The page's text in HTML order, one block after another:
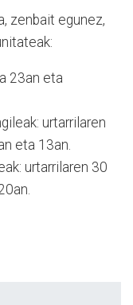
zenbait egunez,
23an eta
urtarrilaren
eta 13an.
urtarrilaren 30